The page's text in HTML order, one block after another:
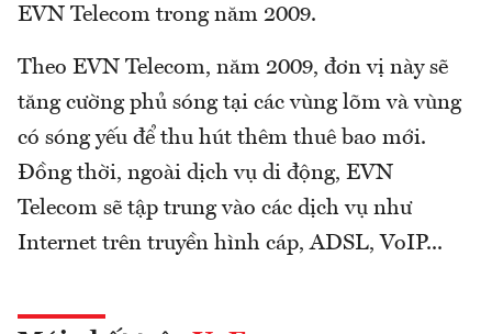
EVN Telecom trong năm 2009.
Theo EVN Telecom, năm 2009, đơn vị này sẽ
tăng cường phủ sóng tại các vùng lõm và vùng
có sóng yếu để thu hút thêm thuê bao mới.
Đồng thời, ngoài dịch vụ di động, EVN
Telecom sẽ tập trung vào các dịch vụ như
Internet trên truyền hình cáp, ADSL, VoIP...